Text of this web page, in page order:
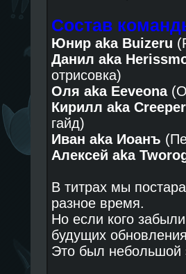
Состав
Юнир aka Buizeru
Данил aka
отрисовка)
Оля aka Eeveona
Кирилл aka
гайд)
Иван aka Иоанъ
Алексей aka
В титрах мы
разное время.
Но если кого
будущих
Это был небольшой